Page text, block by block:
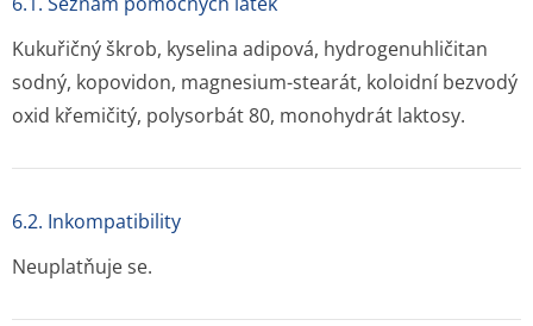
Kukuřičný škrob, kyselina adipová, hydrogenuhličitan
sodný, kopovidon, magnesium-stearát, koloidní bezvodý
oxid křemičitý, polysorbát 80, monohydrát laktosy.
6.2. Inkompatibility
Neuplatňuje se.